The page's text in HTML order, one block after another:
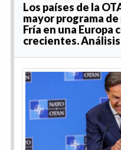
Los países de la
mayor programa
Fría en una Europa
crecientes. Análisis